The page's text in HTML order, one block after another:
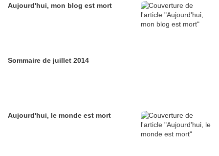
Aujourd'hui, mon blog est mort
Sommaire de juillet 2014
Aujourd'hui, le monde est mort